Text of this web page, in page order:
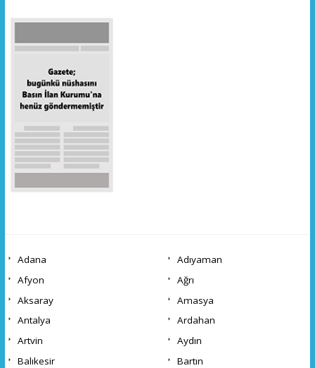
Adana
Adıyaman
Afyon
Ağrı
Aksaray
Amasya
Antalya
Ardahan
Artvin
Aydın
Balıkesir
Bartın